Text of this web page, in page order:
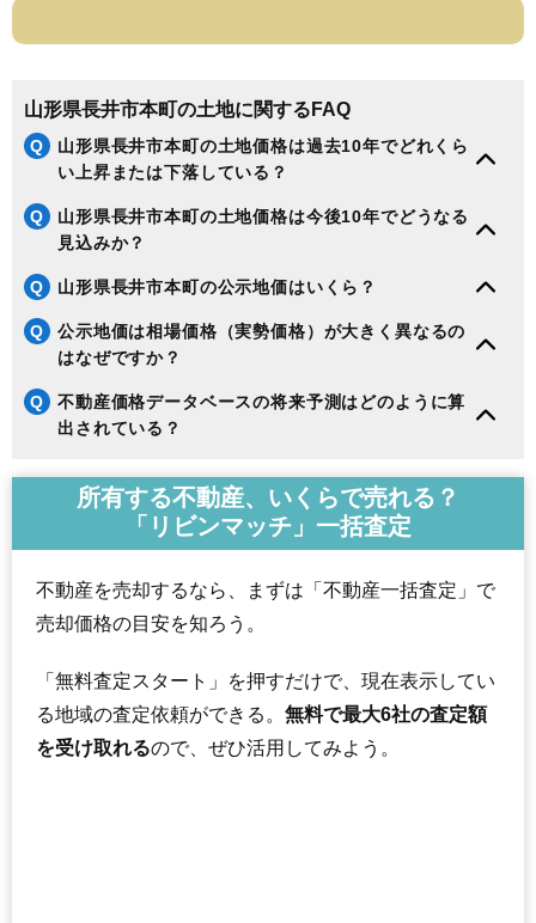
山形県長井市本町の土地に関するFAQ
Q
山形県長井市本町の土地価格は過去10年でどれくら
い上昇または下落している？
Q
山形県長井市本町の土地価格は今後10年でどうなる
見込みか？
Q 山形県長井市本町の公示地価はいくら？
Q
公示地価は相場価格（実勢価格）が大きく異なるの
はなぜですか？
Q
不動産価格データベースの将来予測はどのように算
出されている？
所有する不動産、いくらで売れる？
「リビンマッチ」一括査定
不動産を売却するなら、まずは「不動産一括査定」で
売却価格の目安を知ろう。
「無料査定スタート」を押すだけで、現在表示してい
る地域の査定依頼ができる。 無料で最大6社の査定額
を受け取れるので、ぜひ活用してみよう。